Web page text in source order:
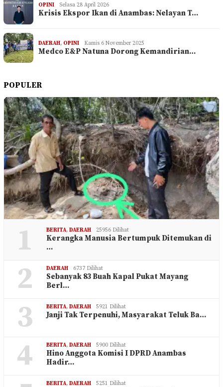
OPINI Selasa 28 April 2026
Krisis Ekspor Ikan di Anambas: Nelayan T…
DAERAH, OPINI Kamis 6 November 2025
Medco E&P Natuna Dorong Kemandirian…
POPULER
1 BERITA, DAERAH 25956 Dilihat
Kerangka Manusia Bertumpuk Ditemukan di
…
2 DAERAH 6737 Dilihat
Sebanyak 83 Buah Kapal Pukat Mayang
Berl…
3 BERITA, DAERAH 5921 Dilihat
Janji Tak Terpenuhi, Masyarakat Teluk Ba…
4 BERITA, DAERAH 5900 Dilihat
Hino Anggota Komisi I DPRD Anambas
Hadir…
BERITA, DAERAH 5251 Dilihat